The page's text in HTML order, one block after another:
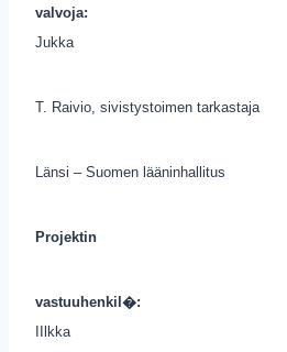
valvoja:
Jukka
T. Raivio, sivistystoimen tarkastaja
Länsi – Suomen lääninhallitus
Projektin
vastuuhenkil�:
IIlkka